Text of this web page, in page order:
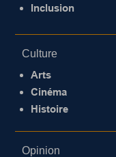
Inclusion
Culture
Arts
Cinéma
Histoire
Opinion